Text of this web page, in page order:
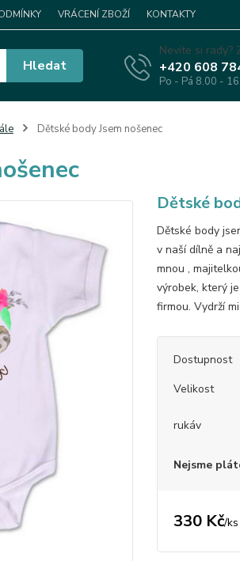
VRÁCENÍ ZBOŽÍ KONTAKTY
Hledat
Nevíte si rady?
+420 608
Po - Pá 8.00 -
Dětské body Jsem nošenec
Dětské
Dětské body
v naší dílně a
mnou ,
výrobek, který
firmou. Vydrží
Dostupnost
Velikost
rukáv
Nejsme
330 Kč/ks